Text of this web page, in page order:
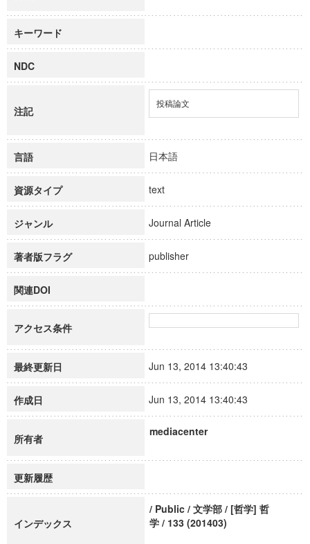
キーワード
NDC
注記
投稿論文
言語 日本語
資源タイプ text
ジャンル Journal Article
著者版フラグ publisher
関連DOI
アクセス条件
最終更新日 Jun 13, 2014 13:40:43
作成日 Jun 13, 2014 13:40:43
所有者
mediacenter
更新履歴
インデックス
/ Public / 文学部 / [哲学] 哲
学 / 133 (201403)